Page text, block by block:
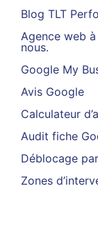
Blog TLT
Agence web
nous.
Google My
Avis Google
Calculateur
Audit fiche
Déblocage
Zones